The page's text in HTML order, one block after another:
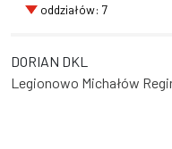
oddziałów: 7
DORIAN DKL
Legionowo Michałów